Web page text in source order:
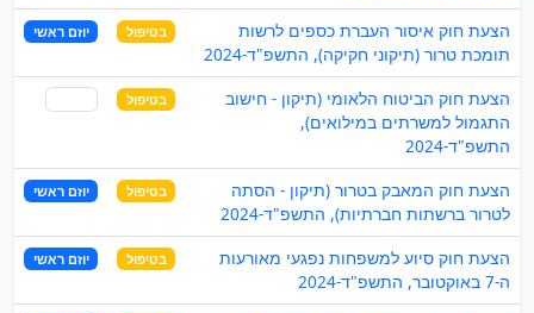
הצעת חוק איסור העברת כספים לרשות
תומכת טרור (תיקוני חקיקה), התשפ"ד-2024
בטיפול יוזם ראשי
הצעת חוק הביטוח הלאומי (תיקון - חישוב
התגמול למשרתים במילואים),
התשפ"ד-2024
בטיפול
הצעת חוק המאבק בטרור (תיקון - הסתה
לטרור ברשתות חברתיות), התשפ"ד-2024
בטיפול יוזם ראשי
הצעת חוק סיוע למשפחות נפגעי מאורעות
ה-7 באוקטובר, התשפ"ד-2024
בטיפול יוזם ראשי